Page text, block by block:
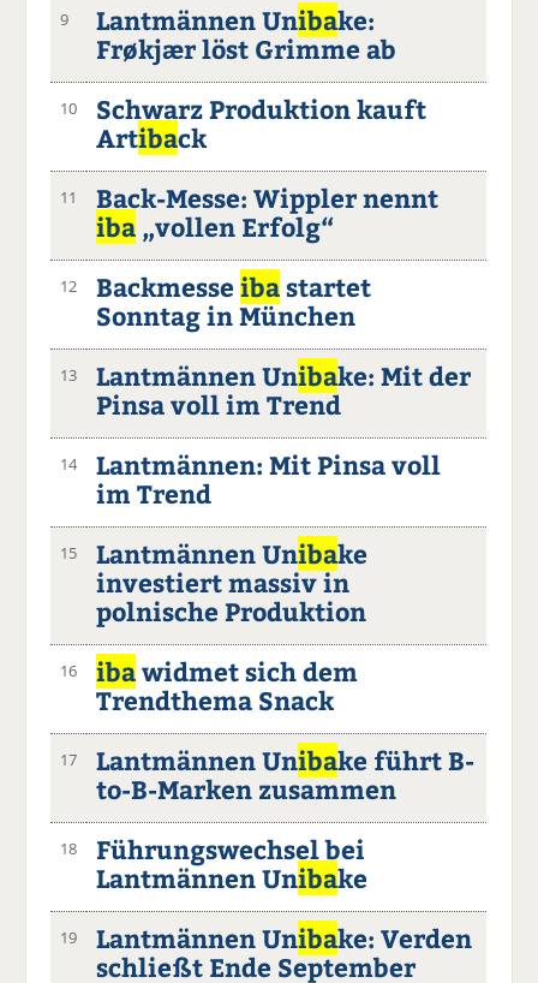
9 Lantmännen Unibake:
Frøkjær löst Grimme ab
10
Schwarz Produktion kauft
Artiback
11
Back-Messe: Wippler nennt
iba „vollen Erfolg“
12 Backmesseibastartet
Sonntag in München
13 Lantmännen Unibake: Mit der
Pinsa voll im Trend
14
Lantmännen: Mit Pinsa voll
im Trend
15 Lantmännen Unibake
investiert massiv in
polnische Produktion
16 ibawidmet sich dem
Trendthema Snack
17 Lantmännen Unibake führt B-
to-B-Marken zusammen
18
Führungswechsel bei
Lantmännen Unibake
19 Lantmännen Unibake: Verden
schließt Ende September